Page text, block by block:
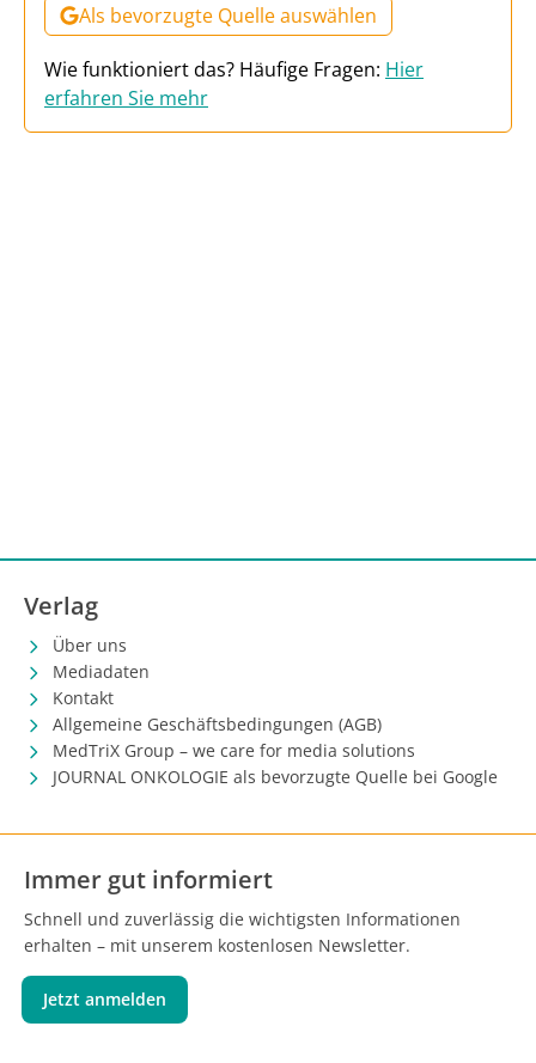
Als bevorzugte Quelle auswählen
Wie funktioniert das? Häufige Fragen: Hier
erfahren Sie mehr
Verlag
Über uns
Mediadaten
Kontakt
Allgemeine Geschäftsbedingungen (AGB)
MedTriX Group – we care for media solutions
JOURNAL ONKOLOGIE als bevorzugte Quelle bei Google
Immer gut informiert
Schnell und zuverlässig die wichtigsten Informationen
erhalten – mit unserem kostenlosen Newsletter.
Jetzt anmelden